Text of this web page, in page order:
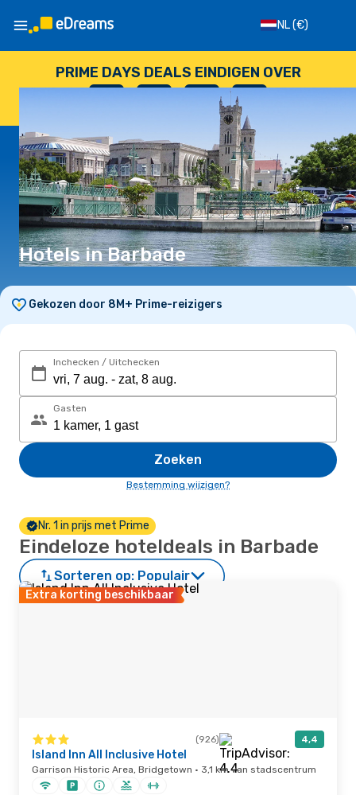
NL(€)
PRIME DAYS DEALS EINDIGEN OVER
-- : -- : -- : --
SECONDEN
Hotels in Barbade
Gekozen door 8M+ Prime-reizigers
Inchecken / Uitchecken
Gasten
Zoeken
Bestemming wijzigen?
Nr. 1 in prijs met Prime
Eindeloze hoteldeals in Barbade
Sorteren op: Populair
Extra korting beschikbaar
(926) 4,4
Island Inn All Inclusive Hotel
Garrison Historic Area, Bridgetown · 3,1 km van stadscentrum